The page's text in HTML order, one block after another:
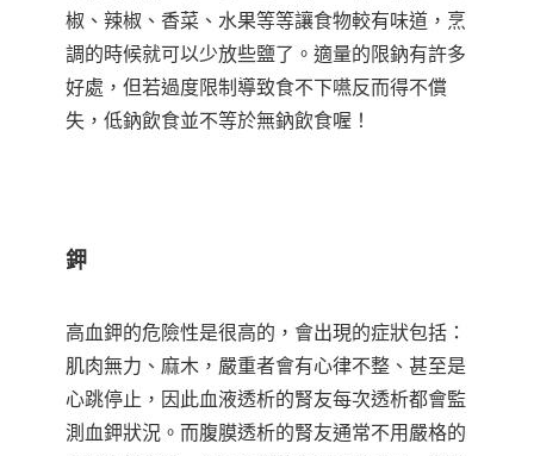
椒、辣椒、香菜、水果等等讓食物較有味道，烹
調的時候就可以少放些鹽了。適量的限鈉有許多
好處，但若過度限制導致食不下嚥反而得不償
失，低鈉飲食並不等於無鈉飲食喔！
鉀
高血鉀的危險性是很高的，會出現的症狀包括：
肌肉無力、麻木，嚴重者會有心律不整、甚至是
心跳停止，因此血液透析的腎友每次透析都會監
測血鉀狀況。而腹膜透析的腎友通常不用嚴格的